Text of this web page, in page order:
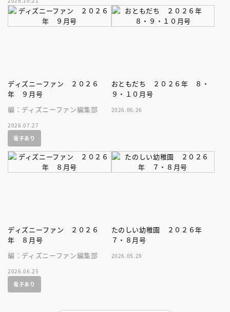
家、キボリノコンノ初のファー
ストブック。
ディズニーファン ２０２６
年 ９月号
編：ディズニーファン編集部
2026.07.27
電子あり
おともだち ２０２６年 ８・
９・１０月号
2026.06.26
ディズニーファン ２０２６
年 ８月号
編：ディズニーファン編集部
2026.06.25
電子あり
たのしい幼稚園 ２０２６年
７・８月号
2026.05.29